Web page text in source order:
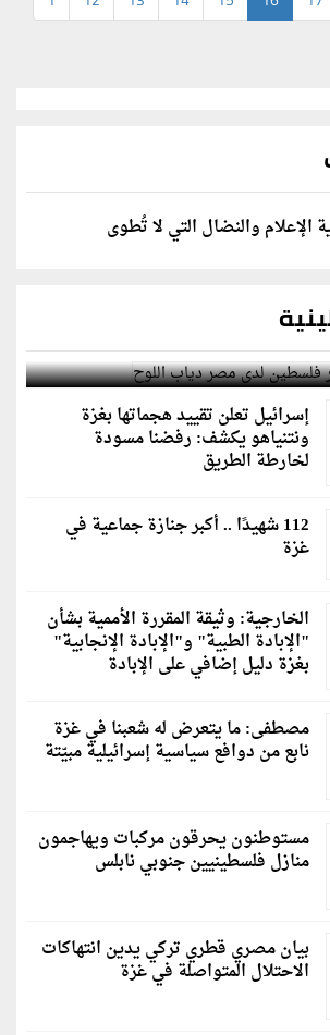
الإعلام والنضال التي لا تُطوى
فلسطين لدى مصر دياب اللوح
إسرائيل تعلن تقييد هجماتها بغزة
ونتنياهو يكشف: رفضنا مسودة
لخارطة الطريق
112 شهيدًا .. أكبر جنازة جماعية في
غزة
الخارجية: وثيقة المقررة الأممية بشأن
"الإبادة الطبية" و"الإبادة الإنجابية"
بغزة دليل إضافي على الإبادة
مصطفى: ما يتعرض له شعبنا في غزة
نابع من دوافع سياسية إسرائيلية مبيّتة
مستوطنون يحرقون مركبات ويهاجمون
منازل فلسطينيين جنوبي نابلس
بيان مصري قطري تركي يدين انتهاكات
الاحتلال المتواصلة في غزة